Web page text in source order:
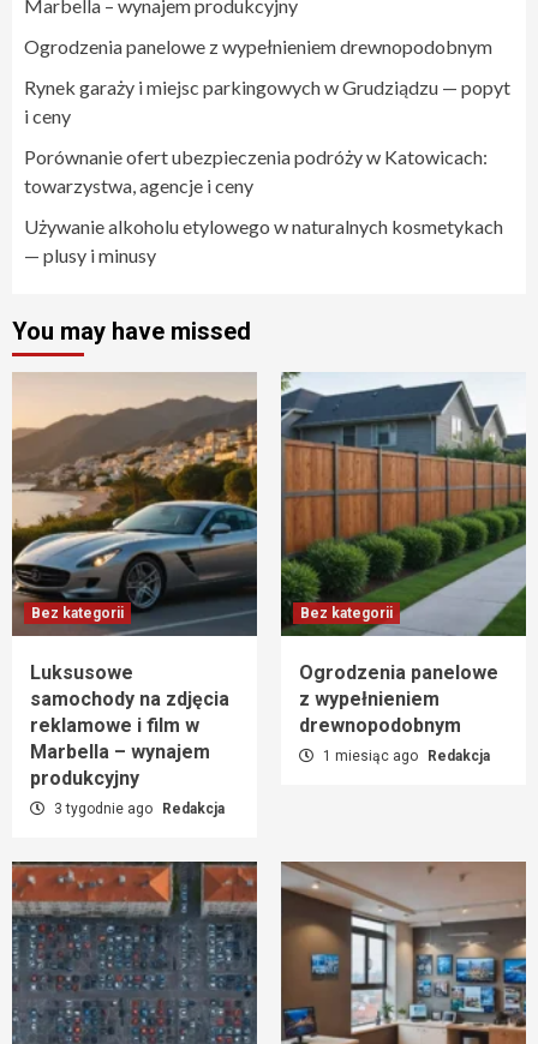
Marbella – wynajem produkcyjny
Ogrodzenia panelowe z wypełnieniem drewnopodobnym
Rynek garaży i miejsc parkingowych w Grudziądzu — popyt
i ceny
Porównanie ofert ubezpieczenia podróży w Katowicach:
towarzystwa, agencje i ceny
Używanie alkoholu etylowego w naturalnych kosmetykach
— plusy i minusy
You may have missed
Bez kategorii
Luksusowe
samochody na zdjęcia
reklamowe i film w
Marbella – wynajem
produkcyjny
3 tygodnie ago Redakcja
Bez kategorii
Ogrodzenia panelowe
z wypełnieniem
drewnopodobnym
1 miesiąc ago Redakcja